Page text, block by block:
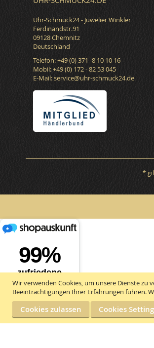
Uhr-Schmuck24 - Juwelier Winkler
Ferdinandstr.91
09128 Chemnitz
Deutschland
Telefon: +49 (0) 371 -8 10 10 16
Mobil: +49 (0) 172 - 82 53 045
E-Mail:service@uhr-schmuck24.de
*
Wir verwenden Cookies, um unsere Dienste zu
Beeinträchtigungen Ihrer Erfahrungen führen.
Cookies zulassen Cookies